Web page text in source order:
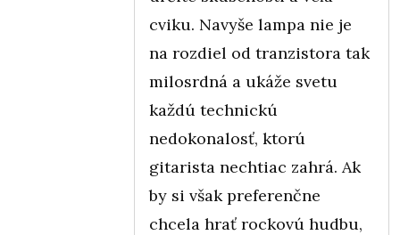
cviku. Navyše lampa nie je
na rozdiel od tranzistora tak
milosrdná a ukáže svetu
každú technickú
nedokonalosť, ktorú
gitarista nechtiac zahrá. Ak
by si však preferenčne
chcela hrať rockovú hudbu,